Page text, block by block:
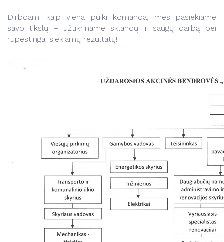
Dirbdami kaip viena puiki komanda, mes pasiekiame
savo tikslų – užtikriname sklandų ir saugų darbą bei
rūpestingai siekiamų rezultatų!